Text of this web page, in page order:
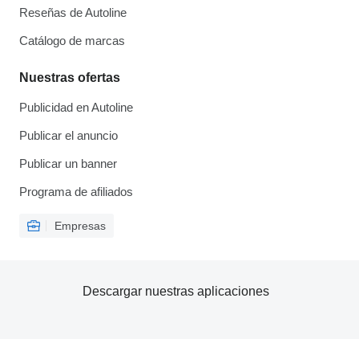
Reseñas de Autoline
Catálogo de marcas
Nuestras ofertas
Publicidad en Autoline
Publicar el anuncio
Publicar un banner
Programa de afiliados
Empresas
Descargar nuestras aplicaciones